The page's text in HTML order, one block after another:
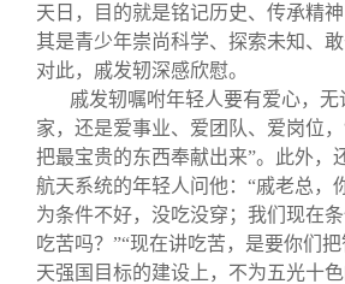
天日，目的就是铭记历史、传承精
其是青少年崇尚科学、探索未知、
对此，戚发轫深感欣慰。
戚发轫嘱咐年轻人要有爱心，无
家，还是爱事业、爱团队、爱岗位
把最宝贵的东西奉献出来”。此外，
航天系统的年轻人问他：“戚老总，
为条件不好，没吃没穿；我们现在
吃苦吗？”“现在讲吃苦，是要你们
天强国目标的建设上，不为五光十色